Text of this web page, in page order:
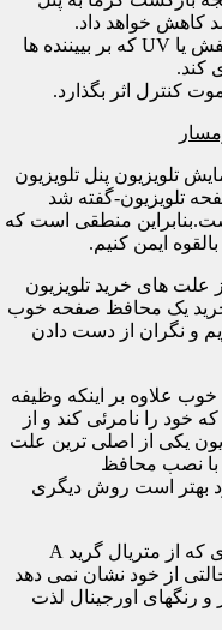
یک محافظ خوب باید از اشعه فرابنفش یا UV که بر بییننده ها
کند.
کنترل اثر بگذارد.
تلویزیون پنل تلویزیون
تلویزیون-گفته شد
منطقی است که
ایمن کنیم.
های خرید تلویزیون
خرید یک محافظ صفحه خوب
و نگران از دست دادن
علاوه بر اینکه وظیفه
خود را نامرئی کند و از
یکی از اصلی ترین علت
با نصب محافظ
بهتر است روش دیگری
4-عدم تغییر رنگ تصاویر محافظ صفحه ای که از متریال گرید A
از خود نشان نمی دهد
و رنگهای اورجینال لذت